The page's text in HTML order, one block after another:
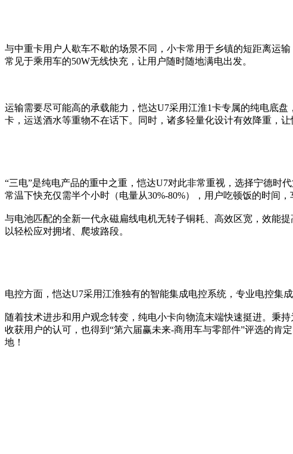
与中重卡用户人歇车不歇的场景不同，小卡常用于乡镇的短距离运
常见于乘用车的50W无线快充，让用户随时随地满电出发。
运输需要尽可能高的承载能力，恺达U7采用江淮1卡专属的纯电底
卡，运送酒水等重物不在话下。同时，诸多轻量化设计有效降重，
“三电”是纯电产品的重中之重，恺达U7对此非常重视，选择宁德时
常温下快充仅需半个小时（电量从30%-80%），用户吃顿饭的时间
与电池匹配的全新一代永磁扁线电机无转子铜耗、高效区宽，效能
以轻松应对拥堵、爬坡路段。
电控方面，恺达U7采用江淮独有的智能集成电控系统，专业电控集
随着技术进步和用户观念转变，纯电小卡向物流末端快速挺进。秉
收获用户的认可，也得到“第六届赢未来-商用车与零部件”评选的肯
地！